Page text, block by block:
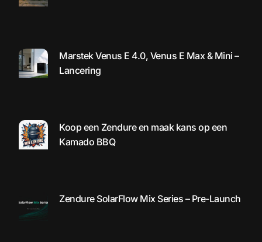
Marstek Venus E 4.0, Venus E Max & Mini –
Lancering
Koop een Zendure en maak kans op een
Kamado BBQ
Zendure SolarFlow Mix Series – Pre-Launch